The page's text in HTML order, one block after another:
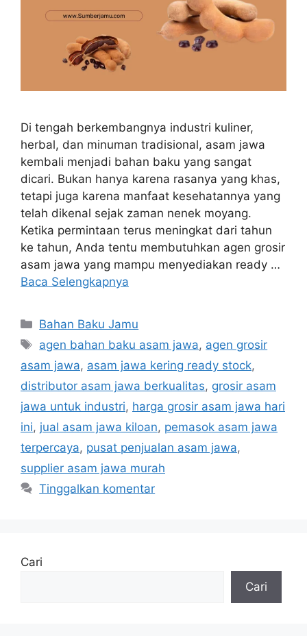
Di tengah berkembangnya industri kuliner,
herbal, dan minuman tradisional, asam jawa
kembali menjadi bahan baku yang sangat
dicari. Bukan hanya karena rasanya yang khas,
tetapi juga karena manfaat kesehatannya yang
telah dikenal sejak zaman nenek moyang.
Ketika permintaan terus meningkat dari tahun
ke tahun, Anda tentu membutuhkan agen grosir
asam jawa yang mampu menyediakan ready …
Baca Selengkapnya
Kategori
Bahan Baku Jamu
Tag
agen bahan baku asam jawa, agen grosir
asam jawa, asam jawa kering ready stock,
distributor asam jawa berkualitas, grosir asam
jawa untuk industri, harga grosir asam jawa hari
ini, jual asam jawa kiloan, pemasok asam jawa
terpercaya, pusat penjualan asam jawa,
supplier asam jawa murah
Tinggalkan komentar
Cari
Cari